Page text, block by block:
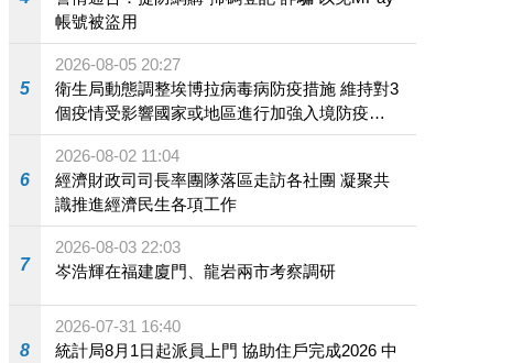
帳號被盜用
5
2026-08-05 20:27
衛生局動態調整埃博拉病毒病防疫措施 維持對3
個疫情受影響國家或地區進行加強入境防疫措
施
6
2026-08-02 11:04
經濟財政司司長率團隊落區走訪各社團 凝聚共
識推進經濟民生各項工作
7
2026-08-03 22:03
岑浩輝在福建廈門、龍岩兩市考察調研
8
2026-07-31 16:40
統計局8月1日起派員上門 協助住戶完成2026 中